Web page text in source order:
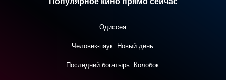
Популярное кино прямо сейчас
Одиссея
Человек-паук: Новый день
Последний богатырь. Колобок